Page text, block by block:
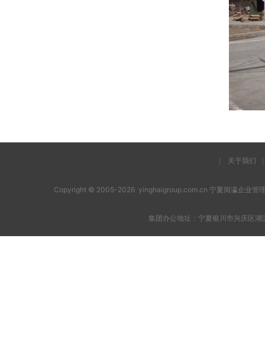
关于我们
Copyright © 2005-2026 yinghaigroup.com.cn 宁夏阅瀛企业管
集团办公地址：宁夏银川市兴庆区